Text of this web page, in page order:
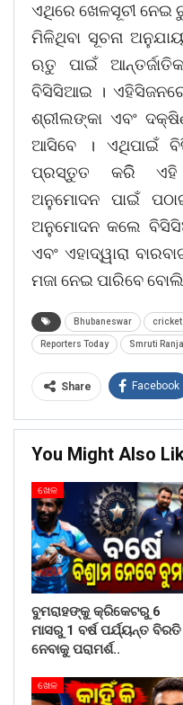
ଏଥିରେ ଖେଳସୂଚୀ ନେଇ
ମିଳିଥିବା ସୂଚନା
ଋତୁ ପାଇଁ
ବିସିସିଆଇ ।
ଶ୍ରୀଲଙ୍କା ଏବଂ
ଆସିବେ । ଏଥିପାଇଁ
ପ୍ରସ୍ତୁତ କରିି ଏହି
ଅନୁମୋଦନ ପାଇଁ
ଅନୁମୋଦନ କଲେ
ଏବଂ ଏହାଦ୍ୱାରା
ମଜା ନେଇ ପାରିବେ ବୋଲି
Bhubaneswar cricket
Reporters Today Smruti
Share Facebook
You Might Also
ଖେଳ
ବୁମରାହଙ୍କୁ କ୍ରିକେଟରୁ 6
ମାସରୁ 1 ବର୍ଷ ପର୍ଯ୍ୟନ୍ତ ବିରତି
ନେବାକୁ ପରାମର୍ଶ..
ଖେଳ